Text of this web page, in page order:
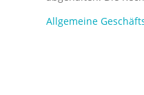
Allgemeine